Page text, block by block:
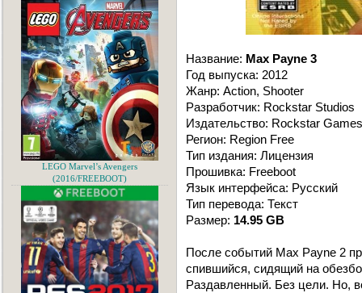
Название: Max Payne 3
Год выпуска: 2012
Жанр: Action, Shooter
Разработчик: Rockstar Studios
Издательство: Rockstar Games
Регион: Region Free
Тип издания: Лицензия
Прошивка: Freeboot
Язык интерфейса: Русский
Тип перевода: Текст
Размер: 14.95 GB
После событий Max Payne 2
спившийся, сидящий на
Раздавленный. Без цели. Но,
LEGO Marvel’s Avengers
(2016/FREEBOOT)